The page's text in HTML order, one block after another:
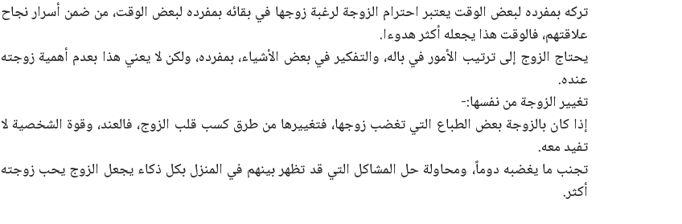
تركه بمفرده لبعض الوقت يعتبر احترام الزوجة لرغبة زوجها في بقائه بمفرده لبعض الوقت، من ضمن أسرار نجاح
علاقتهم، فالوقت هذا يجعله أكثر هدوءا.
يحتاج الزوج إلى ترتيب الأمور في باله، والتفكير في بعض الأشياء، بمفرده، ولكن لا يعني هذا بعدم أهمية زوجته
عنده.
تغيير الزوجة من نفسها:-
إذا كان بالزوجة بعض الطباع التي تغضب زوجها، فتغييرها من طرق كسب قلب الزوج، فالعند، وقوة الشخصية لا
تفيد معه.
تجنب ما يغضبه دوماً، ومحاولة حل المشاكل التي قد تظهر بينهم في المنزل بكل ذكاء يجعل الزوج يحب زوجته
أكثر.